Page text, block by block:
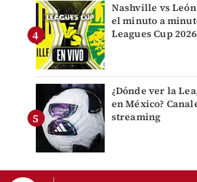
Nashville vs
el minuto a
Leagues Cup 2026
¿Dónde ver la
en México?
streaming